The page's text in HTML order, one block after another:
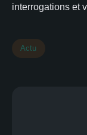
interrogations et
Actu